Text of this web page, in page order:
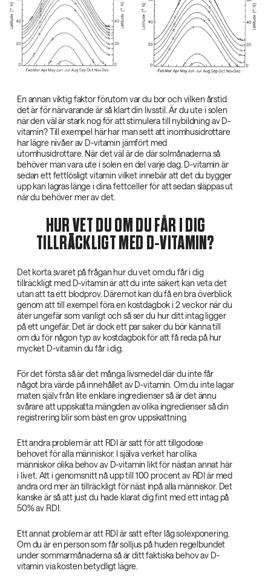
En annan viktig faktor förutom var du bor och vilken årstid
det är för närvarande är så klart din livsstil. Är du ute i solen
när den väl är stark nog för att stimulera till nybildning av D-
vitamin? Till exempel här har man sett att inomhusidrottare
har lägre nivåer av D-vitamin jämfört med
utomhusidrottare. När det väl är de där solmånaderna så
behöver man vara ute i solen en del varje dag. D-vitamin är
sedan ett fettlösligt vitamin vilket innebär att det du bygger
upp kan lagras länge i dina fettceller för att sedan släppas ut
när du behöver mer av det.
HUR VET DU OM DU FÅR I DIG
TILLRÄCKLIGT MED D-VITAMIN?
Det korta svaret på frågan hur du vet om du får i dig
tillräckligt med D-vitamin är att du inte säkert kan veta det
utan att ta ett blodprov. Däremot kan du få en bra överblick
genom att till exempel föra en kostdagbok i 2 veckor när du
äter ungefär som vanligt och så ser du hur ditt intag ligger
på ett ungefär. Det är dock ett par saker du bör känna till
om du för någon typ av kostdagbok för att få reda på hur
mycket D-vitamin du får i dig.
För det första så är det många livsmedel där du inte får
något bra värde på innehållet av D-vitamin. Om du inte lagar
maten själv från lite enklare ingredienser så är det ännu
svårare att uppskatta mängden av olika ingredienser så din
registrering blir som bäst en grov uppskattning.
Ett andra problem är att RDI är satt för att tillgodose
behovet för alla människor. I själva verket har olika
människor olika behov av D-vitamin likt för nästan annat här
i livet. Att i genomsnitt nå upp till 100 procent av RDI är med
andra ord mer än tillräckligt för näst inpå alla människor. Det
kanske är så att just du hade klarat dig fint med ett intag på
50% av RDI.
Ett annat problem är att RDI är satt efter låg solexponering.
Om du är en person som får solljus på huden regelbundet
under sommarmånaderna så är ditt faktiska behov av D-
vitamin via kosten betydligt lägre.